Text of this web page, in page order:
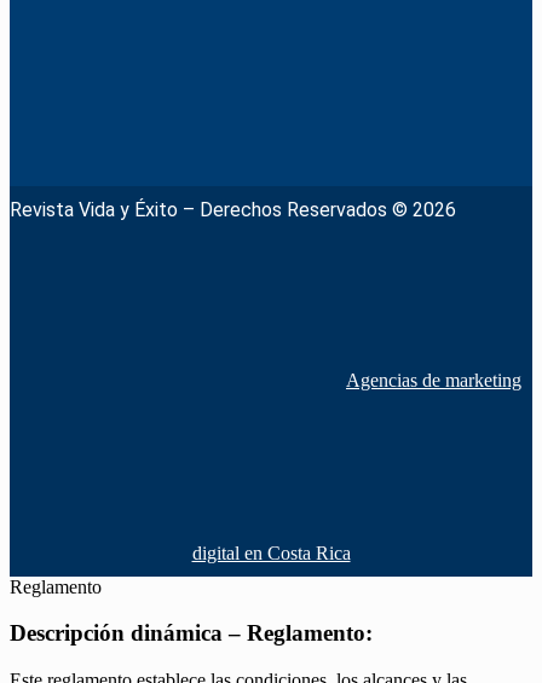
Revista Vida y Éxito – Derechos Reservados © 2026
Agencias de marketing
digital en Costa Rica
Reglamento
Descripción dinámica – Reglamento: